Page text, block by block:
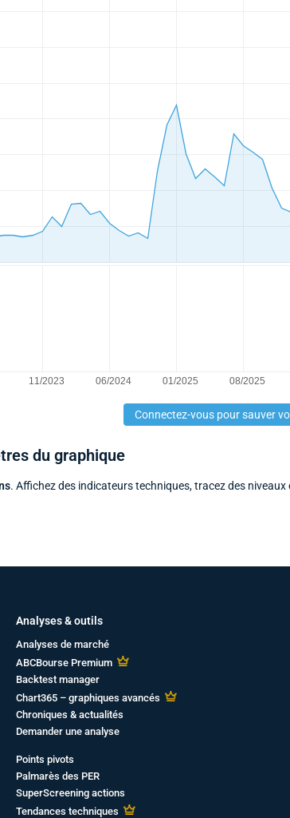
Connectez-vous pour sauver
du graphique
. Affichez des indicateurs techniques, tracez des niveaux
Analyses & outils
Analyses de marché
ABCBourse Premium
Backtest manager
Chart365 – graphiques avancés
Chroniques & actualités
Demander une analyse
Points pivots
Palmarès des PER
SuperScreening actions
Tendances techniques